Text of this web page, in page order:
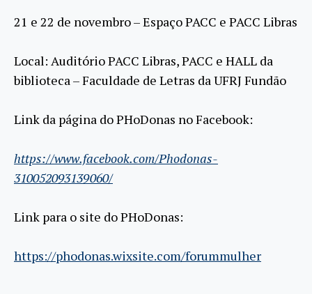
21 e 22 de novembro – Espaço PACC e PACC Libras
Local: Auditório PACC Libras, PACC e HALL da
biblioteca – Faculdade de Letras da UFRJ Fundão
Link da página do PHoDonas no Facebook:
https://www.facebook.com/Phodonas-
310052093139060/
Link para o site do PHoDonas:
https://phodonas.wixsite.com/forummulher